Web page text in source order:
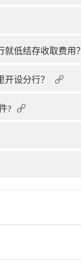
低结存收取费用？
设分行？
?